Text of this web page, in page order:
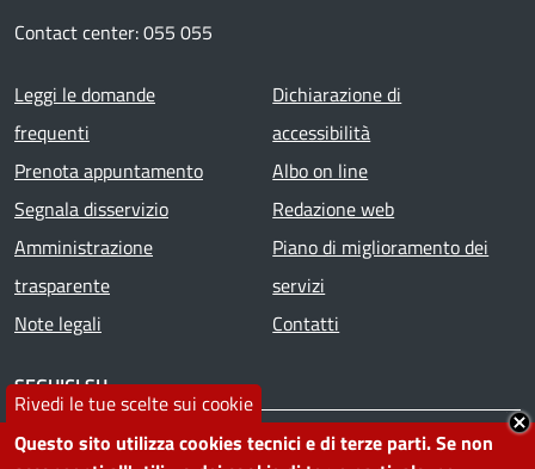
Rivedi le tue scelte sui cookie
Questo sito utilizza cookies tecnici e di terze parti. Se non
Contact center: 055 055
Footer menu
Leggi le domande
frequenti
Prenota appuntamento
Segnala disservizio
Amministrazione
trasparente
Note legali
Dichiarazione di
accessibilità
Albo on line
Redazione web
Piano di miglioramento dei
servizi
Contatti
SEGUICI SU
Facebook
Instagram
YouTube
Telegram
WhatsApp
TwitterLinkedin